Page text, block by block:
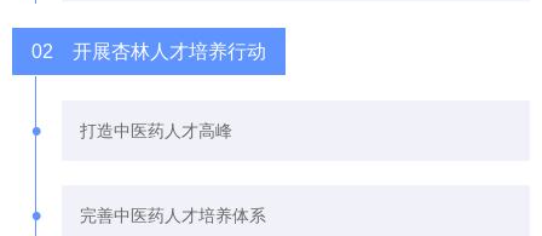
02 开展杏林人才培养行动
• 打造中医药人才高峰
• 完善中医药人才培养体系